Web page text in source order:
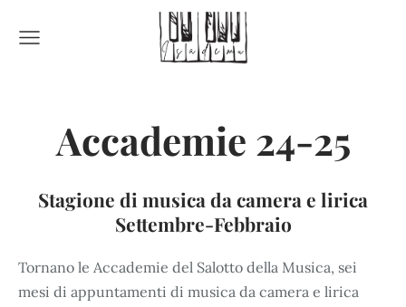
Accademie 24-25
Stagione di musica da camera e lirica
Settembre-Febbraio
Tornano le Accademie del Salotto della Musica, sei
mesi di appuntamenti di musica da camera e lirica